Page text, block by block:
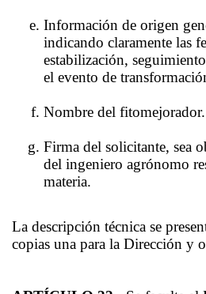
Información de origen
indicando claramente las
estabilización,
el evento de
Nombre del fitomejorador.
Firma del solicitante, sea
del ingeniero agrónomo
materia.
La descripción técnica se
copias una para la Dirección y